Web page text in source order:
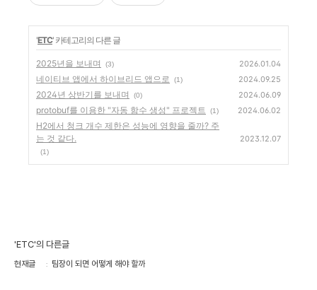
'ETC' 카테고리의 다른 글
2025년을 보내며 (3) 2026.01.04
네이티브 앱에서 하이브리드 앱으로 (1) 2024.09.25
2024년 상반기를 보내며 (0) 2024.06.09
protobuf를 이용한 "자동 함수 생성" 프로젝트 (1) 2024.06.02
H2에서 청크 개수 제한은 성능에 영향을 줄까? 주
는 것 같다.
(1)
2023.12.07
'ETC'의 다른글
현재글 팀장이 되면 어떻게 해야 할까